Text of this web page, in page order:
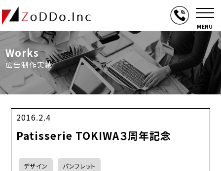
MENU
Works
広告制作実績
2016.2.4
Patisserie TOKIWA３周年記念
デザイン パンフレット